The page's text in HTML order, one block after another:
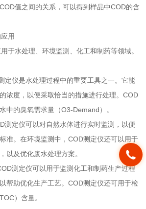
值之间的关系，可以得到样品中COD的含
用
水处理、环境监测、化工和制药等领域。
仪是水处理过程中的重要工具之一。它能
浓度，以便采取恰当的措施进行处理。COD
中的臭氧需求量（O3-Demand）。
定仪可以对自然水体进行实时监测，以便
准。在环境监测中，COD测定仪还可以用于
以及优化废水处理方案。
测定仪可以用于监测化工和制药生产过程
帮助优化生产工艺。COD测定仪还可用于检
）含量。